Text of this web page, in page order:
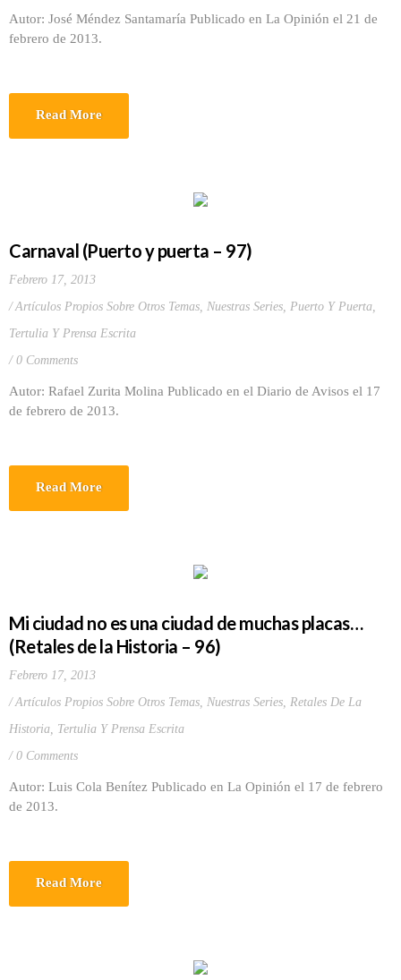
Autor: José Méndez Santamaría Publicado en La Opinión el 21 de
febrero de 2013.
Read More
Carnaval (Puerto y puerta – 97)
Febrero 17, 2013
Artículos Propios Sobre Otros Temas, Nuestras Series, Puerto Y Puerta,
Tertulia Y Prensa Escrita
0 Comments
Autor: Rafael Zurita Molina Publicado en el Diario de Avisos el 17
de febrero de 2013.
Read More
Mi ciudad no es una ciudad de muchas placas…
(Retales de la Historia – 96)
Febrero 17, 2013
Artículos Propios Sobre Otros Temas, Nuestras Series, Retales De La
Historia, Tertulia Y Prensa Escrita
0 Comments
Autor: Luis Cola Benítez Publicado en La Opinión el 17 de febrero
de 2013.
Read More